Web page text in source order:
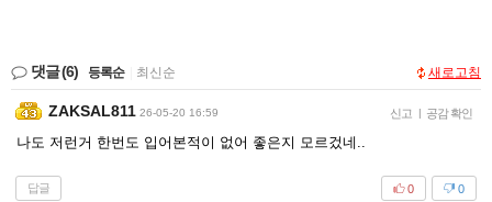
댓글(6) 등록순 최신순 새로고침
ZAKSAL811 26-05-20 16:59 신고 | 공감 확인
나도 저런거 한번도 입어본적이 없어 좋은지 모르겄네..
답글 0
0